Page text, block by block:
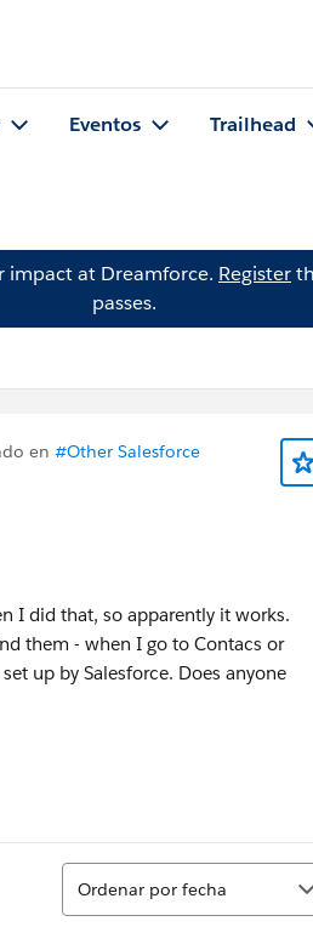
Eventos Trailhead
impact at Dreamforce. Register
passes.
en #Other Salesforce
I did that, so apparently it works.
them - when I go to Contacs or
up by Salesforce. Does anyone
Ordenar
Ordenar por fecha